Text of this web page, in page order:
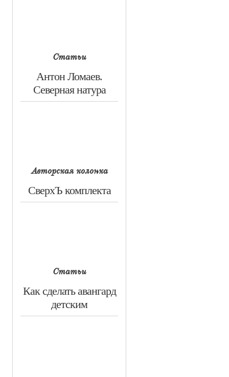
Статьи
​Антон Ломаев.
Северная натура
Авторская колонка
​СверхЪ комплекта
Статьи
​Как сделать авангард
детским